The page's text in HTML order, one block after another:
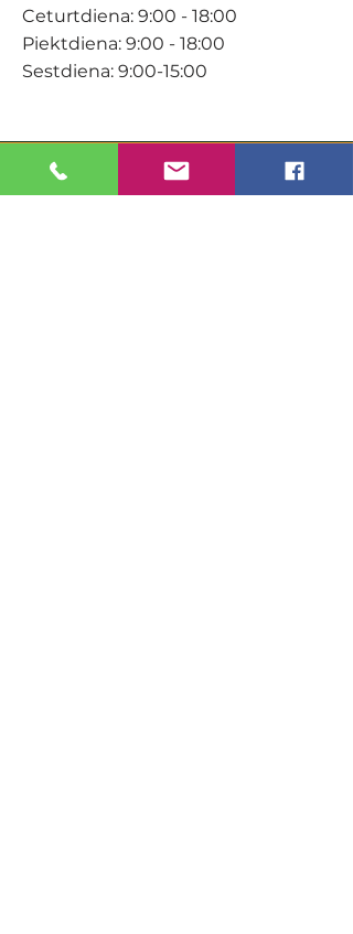
Ceturtdiena: 9:00 - 18:00
Piektdiena: 9:00 - 18:00
Sestdiena: 9:00-15:00
KONTAKTI